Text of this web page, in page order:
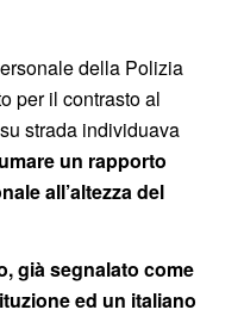
della Polizia
per il contrasto al
strada individuava
un rapporto
all’altezza del
già segnalato come
ed un italiano